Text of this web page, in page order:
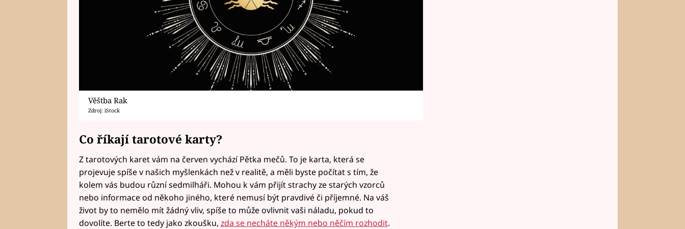
Věštba Rak
Zdroj: iStock
Co říkají tarotové karty?
Z tarotových karet vám na červen vychází Pětka mečů. To je karta, která se
projevuje spíše v našich myšlenkách než v realitě, a měli byste počítat s tím, že
kolem vás budou různí sedmilháři. Mohou k vám přijít strachy ze starých vzorců
nebo informace od někoho jiného, které nemusí být pravdivé či příjemné. Na váš
život by to nemělo mít žádný vliv, spíše to může ovlivnit vaši náladu, pokud to
dovolíte. Berte to tedy jako zkoušku, zda se necháte někým nebo něčím rozhodit.